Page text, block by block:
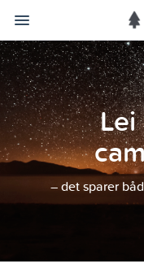
– det sparer